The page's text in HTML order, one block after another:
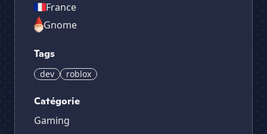
France
Gnome
Tags
dev roblox
Catégorie
Gaming